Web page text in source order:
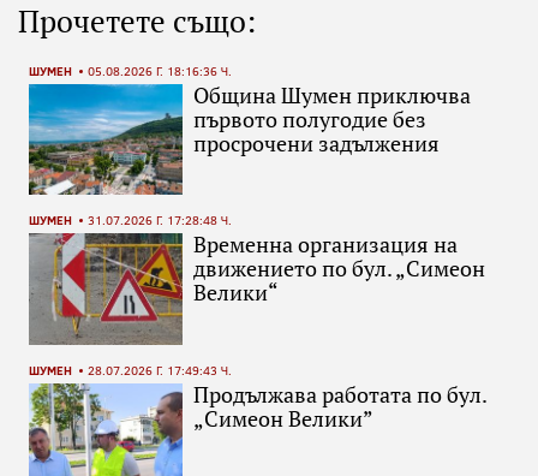
Прочетете също:
ШУМЕН 05.08.2026 Г. 18:16:36 Ч.
Община Шумен приключва
първото полугодие без
просрочени задължения
ШУМЕН 31.07.2026 Г. 17:28:48 Ч.
Временна организация на
движението по бул. „Симеон
Велики“
ШУМЕН 28.07.2026 Г. 17:49:43 Ч.
Продължава работата по бул.
„Симеон Велики”